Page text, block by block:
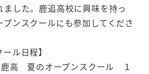
ました。鹿追高校に興味を持っ
ンスクールにも参加してくださ
ル日程】
鹿高 夏のオープンスクール １